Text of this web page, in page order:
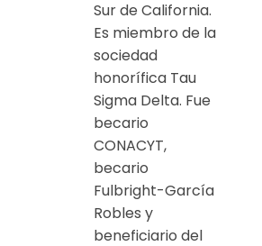
Sur de California.
Es miembro de la
sociedad
honorífica Tau
Sigma Delta. Fue
becario
CONACYT,
becario
Fulbright-García
Robles y
beneficiario del